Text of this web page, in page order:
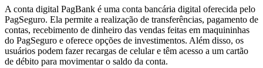
A conta digital PagBank é uma conta bancária digital oferecida pelo
PagSeguro. Ela permite a realização de transferências, pagamento de
contas, recebimento de dinheiro das vendas feitas em maquininhas
do PagSeguro e oferece opções de investimentos. Além disso, os
usuários podem fazer recargas de celular e têm acesso a um cartão
de débito para movimentar o saldo da conta.